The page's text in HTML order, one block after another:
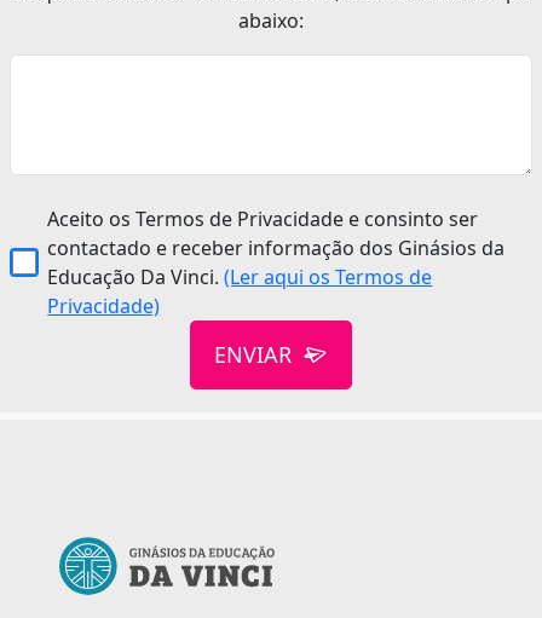
abaixo:
Aceito os Termos de Privacidade e consinto ser
contactado e receber informação dos Ginásios da
Educação Da Vinci.(Ler aqui os Termos de
Privacidade)
ENVIAR